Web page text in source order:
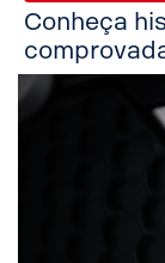
Conheça